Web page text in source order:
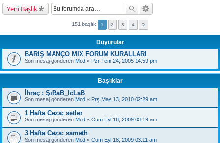
Yeni Başlık
151 başlık 1 2 3 4
Duyurular
BARIŞ MANÇO MIX FORUM KURALLARI
Son mesaj gönderen Mod « Pzr Tem 24, 2005 14:59 pm
Başlıklar
İhraç : ŞıRaB_IcLaB
Son mesaj gönderen Mod « Prş May 13, 2010 02:29 am
1 Hafta Ceza: setler
Son mesaj gönderen Mod « Cum Eyl 18, 2009 03:19 am
3 Hafta Ceza: sameth
Son mesaj gönderen Mod « Cum Eyl 18, 2009 03:11 am